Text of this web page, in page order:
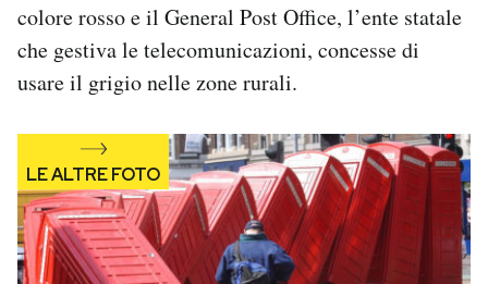
colore rosso e il General Post Office, l’ente statale
che gestiva le telecomunicazioni, concesse di
usare il grigio nelle zone rurali.